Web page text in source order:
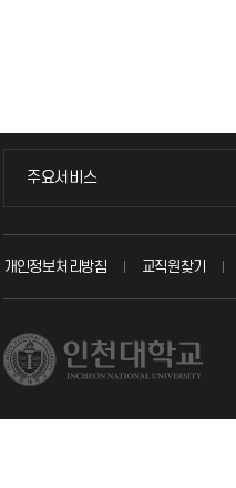
주요서비스
주요서비스
교무회의방송
시설예약
개인정보처리방침 교직원찾기